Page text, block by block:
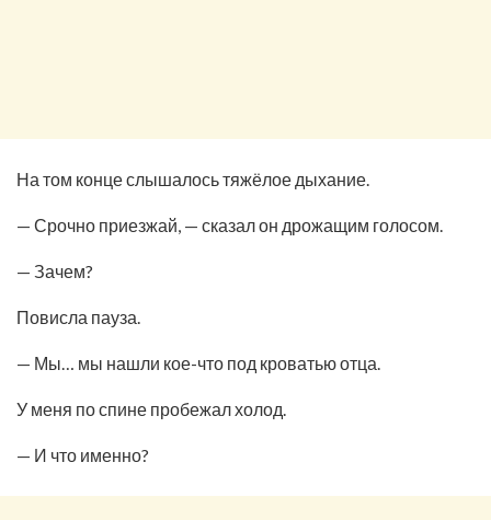
На том конце слышалось тяжёлое дыхание.
— Срочно приезжай, — сказал он дрожащим голосом.
— Зачем?
Повисла пауза.
— Мы… мы нашли кое-что под кроватью отца.
У меня по спине пробежал холод.
— И что именно?